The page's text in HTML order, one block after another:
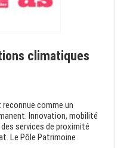
climatiques
comme un
Innovation, mobilité
services de proximité
Le Pôle Patrimoine